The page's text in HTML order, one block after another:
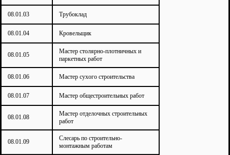
08.01.03 Трубоклад
08.01.04 Кровельщик
08.01.05
Мастер столярно-плотничных и
паркетных работ
08.01.06 Мастер сухого строительства
08.01.07 Мастер общестроительных работ
08.01.08
Мастер отделочных строительных
работ
08.01.09
Слесарь по строительно-
монтажным работам